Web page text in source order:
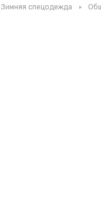
Зимняя спецодежда